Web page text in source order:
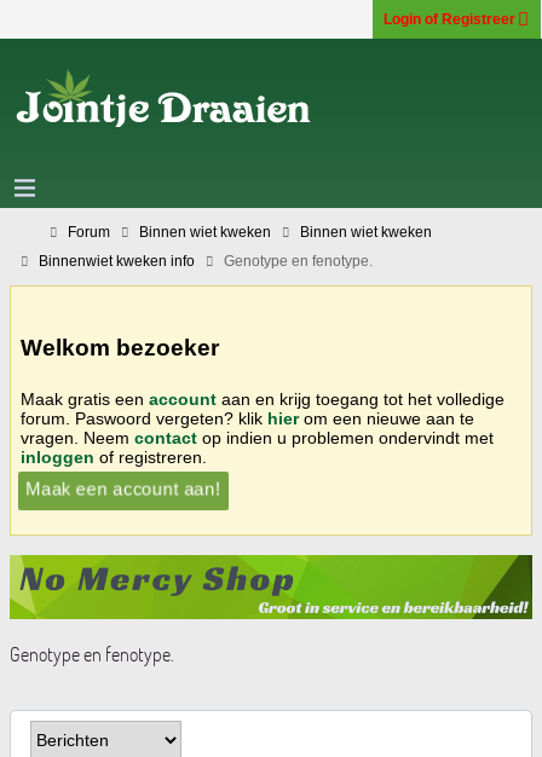
Login of Registreer
Forum Binnen wiet kweken
Binnen wiet kweken
Binnenwiet kweken info
Genotype en fenotype.
Welkom bezoeker
Maak gratis een account aan en krijg toegang tot het volledige
forum. Paswoord vergeten? klik hierom een nieuwe aan te
vragen. Neem contact op indien u problemen ondervindt met
inloggen of registreren.
Maak een account aan!
Genotype en fenotype.